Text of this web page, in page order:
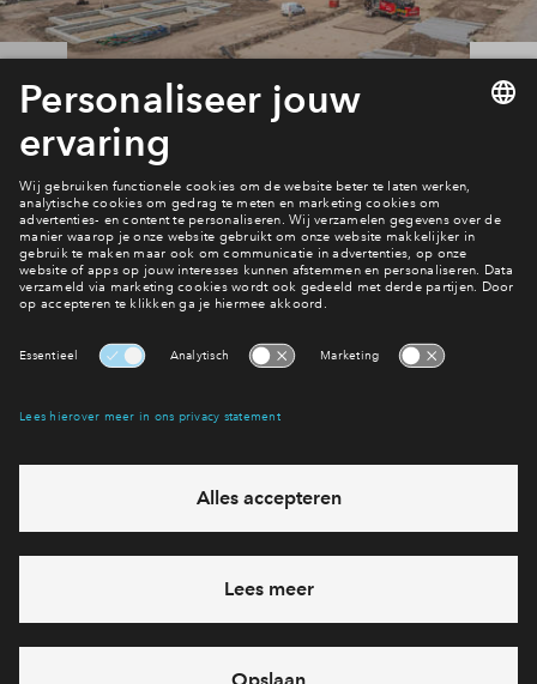
Ook wonen in De Pas?
Bekijk het aanbod
Interesse? Meld je dan snel aan
Hiermee blijf je op de hoogte van het belangrijkste nieuws en
Heb je een vraag en wil je direct antwoord? Bel ons op088